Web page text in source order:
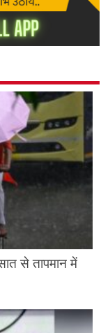
से तापमान में